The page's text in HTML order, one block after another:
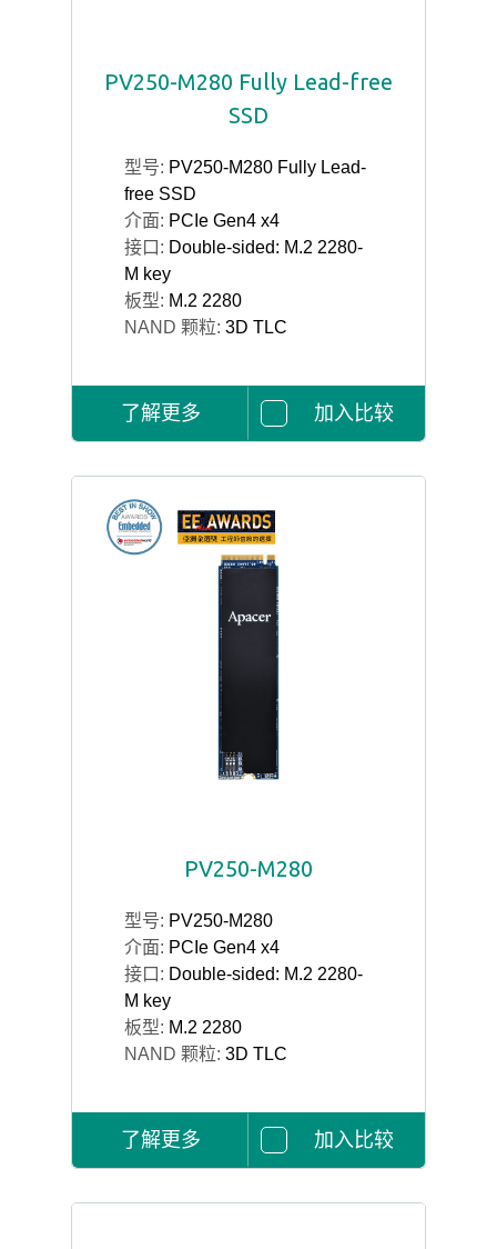
PV250-M280 Fully Lead-free
SSD
型号: PV250-M280 Fully Lead-
free SSD
介面: PCIe Gen4 x4
接口: Double-sided: M.2 2280-
M key
板型: M.2 2280
NAND 颗粒: 3D TLC
了解更多 加入比较
PV250-M280
型号: PV250-M280
介面: PCIe Gen4 x4
接口: Double-sided: M.2 2280-
M key
板型: M.2 2280
NAND 颗粒: 3D TLC
了解更多 加入比较